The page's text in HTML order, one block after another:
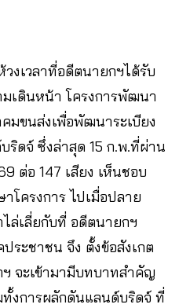
งเวลาที่อดีตนายกฯได้รับ
เดินหน้า โครงการพัฒนา
มขนส่งเพื่อพัฒนาระเบียง
ริดจ์ ซึ่งล่าสุด 15 ก.พ.ที่ผ่าน
ต่อ 147 เสียง เห็นชอบ
โครงการ ไปเมื่อปลาย
ล่เลี่ยกับที่ อดีตนายกฯ
ะชาชน จึง ตั้งข้อสังเกต
จะเข้ามามีบทบาทสำคัญ
ทั้งการผลักดันแลนด์บริดจ์ ที่